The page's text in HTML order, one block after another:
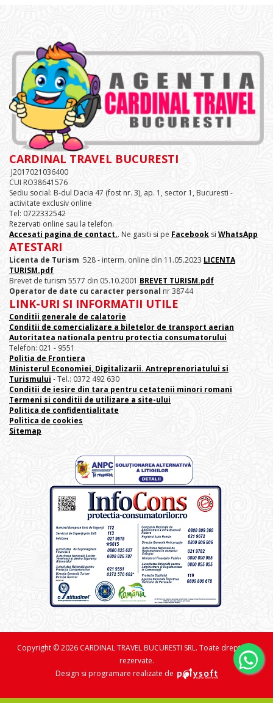
CARDINAL TRAVEL BUCURESTI
J2017021036400
CUI RO38641576
Sediu social: B-dul Dacia 47 (fost nr. 3), ap. 1, sector 1, Bucuresti -
activitate exclusiv online
Tel: 0722332542
Rezervati online sau la telefon.
Accesati pagina de contact.. Ne gasiti si pe Facebook si WhatsApp
ATESTARI
Licenta de Turism 528 - interm. online din 11.05.2023 LICENTA
TURISM.pdf
Brevet de turism 5577 din 05.10.2001 BREVET TURISM.pdf
Operator de date cu caracter personal nr 38744
LINK-URI SI INFORMATII UTILE
Conditii generale de calatorie
Conditii de comercializare a biletelor de transport aerian
Autoritatea nationala pentru protectia consumatorului
Telefon: 021 - 9551
Politia de Frontiera
Ministerul Economiei, Digitalizarii. Antreprenoriatului si
Turismului - Tel.: 0372 492 630
Conditii de iesire din tara pentru cetatenii minori romani
Termeni si conditii de utilizare a site-ului
Politica de confidentialitate
Politica de cookies
Sitemap
Copyright © 2026 CARDINAL TRAVEL BUCURESTI SRL. Toate drepturile
rezervate.
Design si programare realizate de